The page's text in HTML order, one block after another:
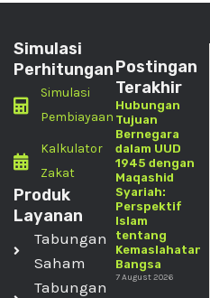
Simulasi
Perhitungan
Simulasi
Pembiayaan
Kalkulator
Zakat
Produk
Layanan
Tabungan
Saham
Tabungan
Postingan
Terakhir
Hubungan
Tujuan
Bernegara
dalam UUD
1945 dengan
Maqashid
Syariah:
Perspektif
Islam
tentang
Kemaslahatan
Bangsa
7 August 2026